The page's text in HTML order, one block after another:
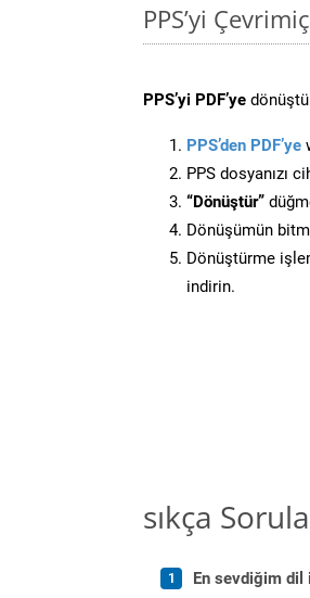
PPS’yi
PPS’yi PDF’ye
PPS’den PDF’ye
PPS dosyanızı
“Dönüştür”
Dönüşümün
Dönüştürme
indirin.
sıkça
En sevdiğim dil